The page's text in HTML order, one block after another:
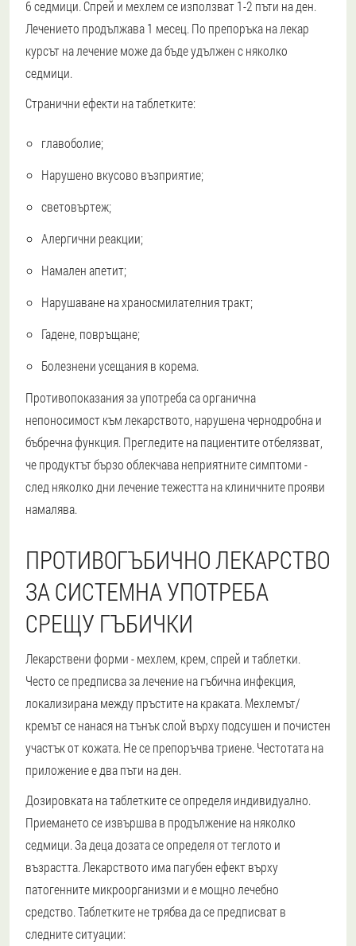
6 седмици. Спрей и мехлем се използват 1-2 пъти на ден.
Лечението продължава 1 месец. По препоръка на лекар
курсът на лечение може да бъде удължен с няколко
седмици.
Странични ефекти на таблетките:
главоболие;
Нарушено вкусово възприятие;
световъртеж;
Алергични реакции;
Намален апетит;
Нарушаване на храносмилателния тракт;
Гадене, повръщане;
Болезнени усещания в корема.
Противопоказания за употреба са органична
непоносимост към лекарството, нарушена чернодробна и
бъбречна функция. Прегледите на пациентите отбелязват,
че продуктът бързо облекчава неприятните симптоми -
след няколко дни лечение тежестта на клиничните прояви
намалява.
ПРОТИВОГЪБИЧНО ЛЕКАРСТВО
ЗА СИСТЕМНА УПОТРЕБА
СРЕЩУ ГЪБИЧКИ
Лекарствени форми - мехлем, крем, спрей и таблетки.
Често се предписва за лечение на гъбична инфекция,
локализирана между пръстите на краката. Мехлемът/
кремът се нанася на тънък слой върху подсушен и почистен
участък от кожата. Не се препоръчва триене. Честотата на
приложение е два пъти на ден.
Дозировката на таблетките се определя индивидуално.
Приемането се извършва в продължение на няколко
седмици. За деца дозата се определя от теглото и
възрастта. Лекарството има пагубен ефект върху
патогенните микроорганизми и е мощно лечебно
средство. Таблетките не трябва да се предписват в
следните ситуации: